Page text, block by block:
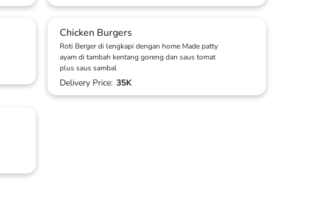
Chicken Burgers
Roti Berger di lengkapi dengan home Made patty
ayam di tambah kentang goreng dan saus tomat
plus saus sambal
Delivery Price: 35K